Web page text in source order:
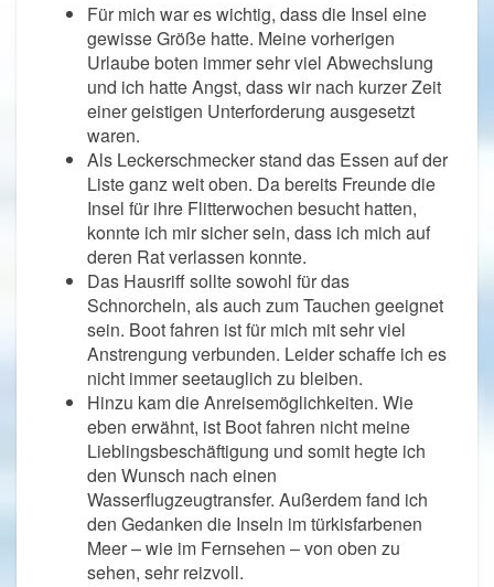
Für mich war es wichtig, dass die Insel eine
gewisse Größe hatte. Meine vorherigen
Urlaube boten immer sehr viel Abwechslung
und ich hatte Angst, dass wir nach kurzer Zeit
einer geistigen Unterforderung ausgesetzt
waren.
Als Leckerschmecker stand das Essen auf der
Liste ganz weit oben. Da bereits Freunde die
Insel für ihre Flitterwochen besucht hatten,
konnte ich mir sicher sein, dass ich mich auf
deren Rat verlassen konnte.
Das Hausriff sollte sowohl für das
Schnorcheln, als auch zum Tauchen geeignet
sein. Boot fahren ist für mich mit sehr viel
Anstrengung verbunden. Leider schaffe ich es
nicht immer seetauglich zu bleiben.
Hinzu kam die Anreisemöglichkeiten. Wie
eben erwähnt, ist Boot fahren nicht meine
Lieblingsbeschäftigung und somit hegte ich
den Wunsch nach einen
Wasserflugzeugtransfer. Außerdem fand ich
den Gedanken die Inseln im türkisfarbenen
Meer – wie im Fernsehen – von oben zu
sehen, sehr reizvoll.